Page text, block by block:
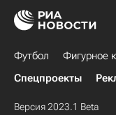
Футбол Фигурное
Спецпроекты
Версия 2023.1 Beta